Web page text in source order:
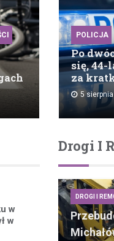
POLICJA
Po
się, 44-
za
5
w
w
Drogi I
DROGI I